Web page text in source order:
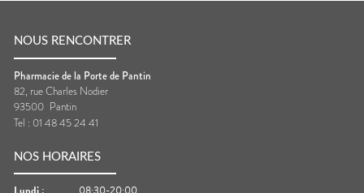
NOUS RENCONTRER
Pharmacie de la Porte de Pantin
82, rue Charles Nodier
93500 Pantin
Tel : 01 48 45 24 41
NOS HORAIRES